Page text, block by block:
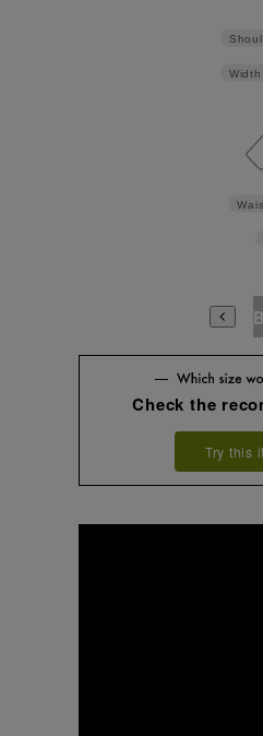
Width
A8
Check the
Try this